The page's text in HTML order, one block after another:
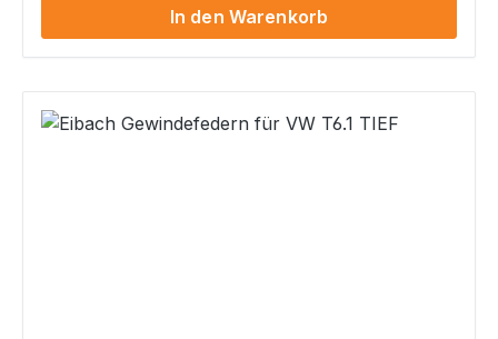
inkl. Verstellschlüssel inkl. speziellen Eibach
Federwegsbegrenzern für vorne
In den Warenkorb